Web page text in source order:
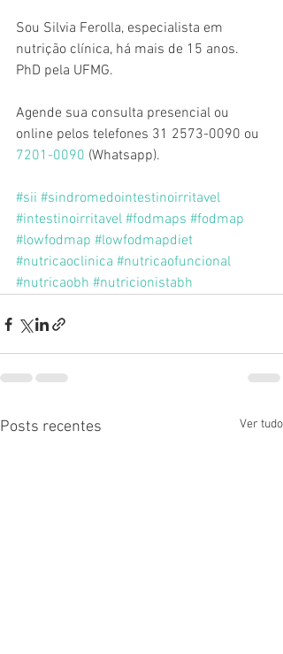
Sou Silvia Ferolla, especialista em
nutrição clínica, há mais de 15 anos.
PhD pela UFMG.
Agende sua consulta presencial ou
online pelos telefones 31 2573-0090 ou
7201-0090 (Whatsapp).
#sii #sindromedointestinoirritavel
#intestinoirritavel #fodmaps #fodmap
#lowfodmap #lowfodmapdiet
#nutricaoclinica #nutricaofuncional
#nutricaobh #nutricionistabh
Posts recentes Ver tudo